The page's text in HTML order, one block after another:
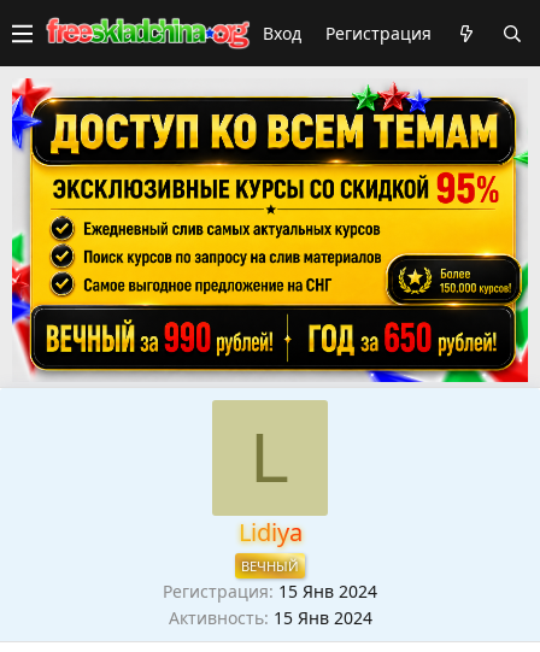
Вход Регистрация
L
Lidiya
ВЕЧНЫЙ
Регистрация 15 Янв 2024
Активность 15 Янв 2024